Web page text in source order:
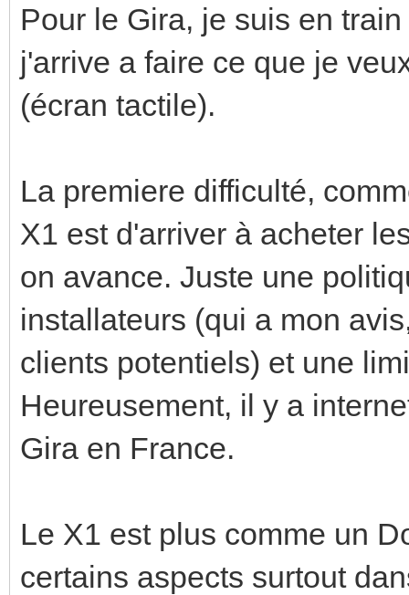
Pour le Gira, je suis en
j'arrive a faire ce que je
(écran tactile).
La premiere difficulté,
X1 est d'arriver à acheter
on avance. Juste une
installateurs (qui a mon
clients potentiels) et une
Heureusement, il y a
Gira en France.
Le X1 est plus comme un
certains aspects surtout